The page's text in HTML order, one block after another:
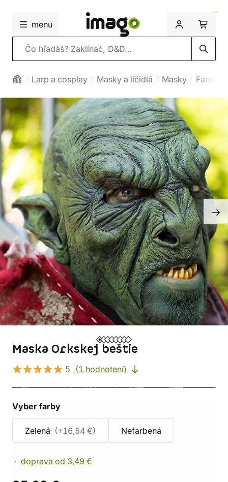
menu
Vyhľadávanie
Larp a cosplay Masky a líčidlá Masky
Maska Orkskej beštie
5 (1 hodnotení)
Vyber farby
Zelená (+16,54 €) Nefarbená
doprava od 3,49 €